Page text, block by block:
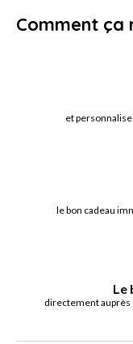
Comment ça
et
le bon cadeau
Le
directement auprès